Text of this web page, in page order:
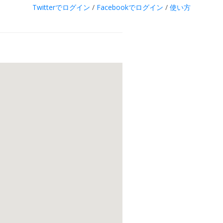
Twitterでログイン / Facebookでログイン / 使い方